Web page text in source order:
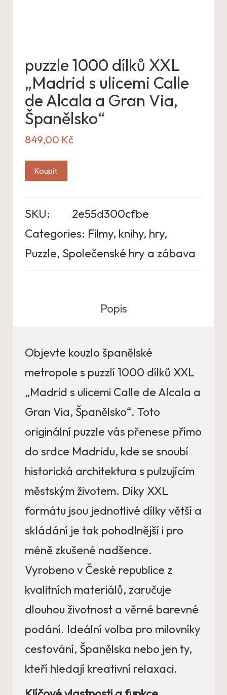
puzzle 1000 dílků XXL
„Madrid s ulicemi Calle
de Alcala a Gran Via,
Španělsko“
849,00 Kč
Koupit
SKU:
2e55d300cfbe
Categories: Filmy, knihy, hry,
Puzzle, Společenské hry a zábava
Popis
Objevte kouzlo španělské
metropole s puzzlí 1000 dílků XXL
„Madrid s ulicemi Calle de Alcala a
Gran Via, Španělsko“. Toto
originální puzzle vás přenese přímo
do srdce Madridu, kde se snoubí
historická architektura s pulzujícím
městským životem. Díky XXL
formátu jsou jednotlivé dílky větší a
skládání je tak pohodlnější i pro
méně zkušené nadšence.
Vyrobeno v České republice z
kvalitních materiálů, zaručuje
dlouhou životnost a věrné barevné
podání. Ideální volba pro milovníky
cestování, Španělska nebo jen ty,
kteří hledají kreativní relaxaci.